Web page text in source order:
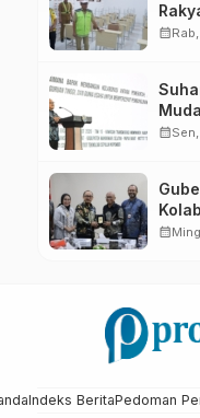
calendar_month
calendar_month
calendar_month
Indeks BeritaPedoman